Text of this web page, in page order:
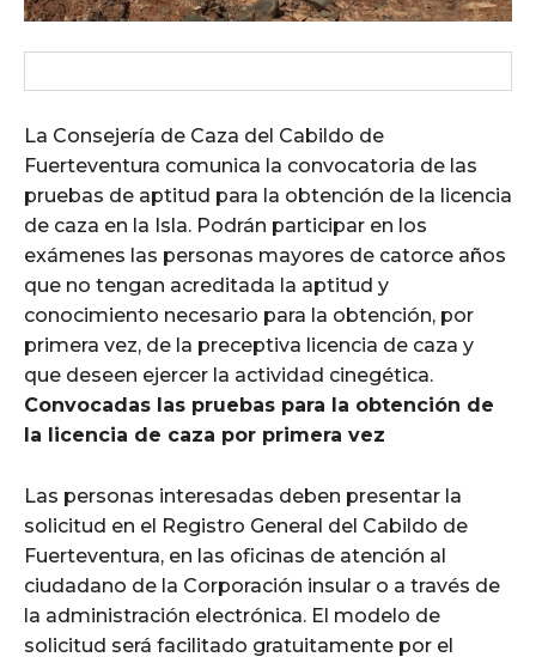
La Consejería de Caza del Cabildo de
Fuerteventura comunica la convocatoria de las
pruebas de aptitud para la obtención de la licencia
de caza en la Isla. Podrán participar en los
exámenes las personas mayores de catorce años
que no tengan acreditada la aptitud y
conocimiento necesario para la obtención, por
primera vez, de la preceptiva licencia de caza y
que deseen ejercer la actividad cinegética.
Convocadas las pruebas para la obtención de
la licencia de caza por primera vez
Las personas interesadas deben presentar la
solicitud en el Registro General del Cabildo de
Fuerteventura, en las oficinas de atención al
ciudadano de la Corporación insular o a través de
la administración electrónica. El modelo de
solicitud será facilitado gratuitamente por el